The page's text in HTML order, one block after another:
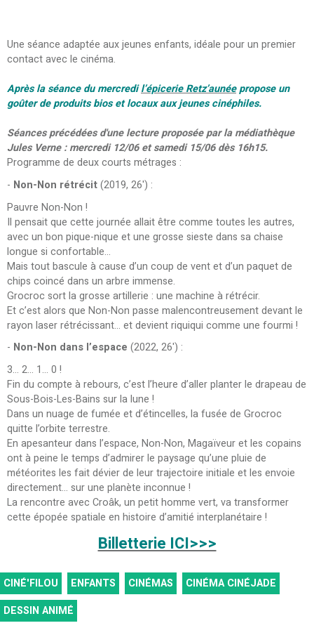
Une séance adaptée aux jeunes enfants, idéale pour un premier
contact avec le cinéma.
Après la séance du mercredil’épicerie Retz’aunéepropose un
goûter de produits bios et locaux aux jeunes cinéphiles.
Séances précédées d'une lecture proposée par la médiathèque
Jules Verne : mercredi 12/06 et samedi 15/06 dès 16h15.
Programme de deux courts métrages :
- Non-Non rétrécit(2019, 26') :
Pauvre Non-Non !
Il pensait que cette journée allait être comme toutes les autres,
avec un bon pique-nique et une grosse sieste dans sa chaise
longue si confortable…
Mais tout bascule à cause d’un coup de vent et d’un paquet de
chips coincé dans un arbre immense.
Grocroc sort la grosse artillerie : une machine à rétrécir.
Et c’est alors que Non-Non passe malencontreusement devant le
rayon laser rétrécissant… et devient riquiqui comme une fourmi !
- Non-Non dans l’espace (2022, 26') :
3… 2… 1… 0 !
Fin du compte à rebours, c’est l’heure d’aller planter le drapeau de
Sous-Bois-Les-Bains sur la lune !
Dans un nuage de fumée et d’étincelles, la fusée de Grocroc
quitte l’orbite terrestre.
En apesanteur dans l’espace, Non-Non, Magaïveur et les copains
ont à peine le temps d’admirer le paysage qu’une pluie de
météorites les fait dévier de leur trajectoire initiale et les envoie
directement... sur une planète inconnue !
La rencontre avec Croâk, un petit homme vert, va transformer
cette épopée spatiale en histoire d’amitié interplanétaire !
Billetterie ICI>>>
CINÉ'FILOU ENFANTS CINÉMAS
CINÉMA CINÉJADE
DESSIN ANIMÉ